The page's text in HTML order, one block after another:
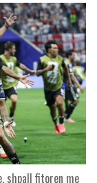
shpall fitoren me